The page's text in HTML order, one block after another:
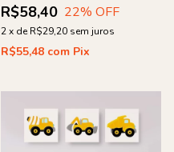
R$58,40 22% OFF
2x de R$29,20 sem juros
R$55,48 com Pix